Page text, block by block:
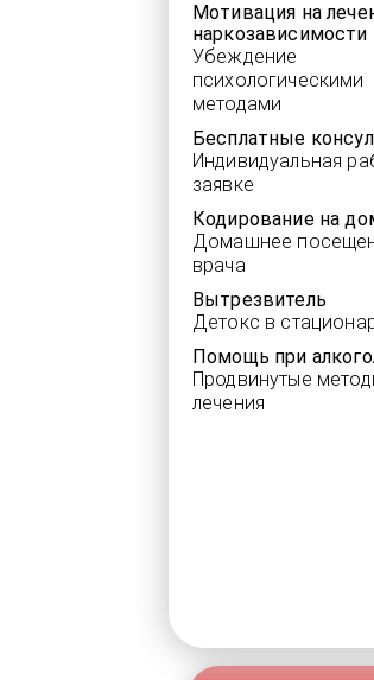
Мотивация на
наркозависимости
Убеждение
психологическими
методами
Бесплатные
Индивидуальная
заявке
Кодирование на
Домашнее
врача
Вытрезвитель
Детокс в
Помощь при
Продвинутые
лечения